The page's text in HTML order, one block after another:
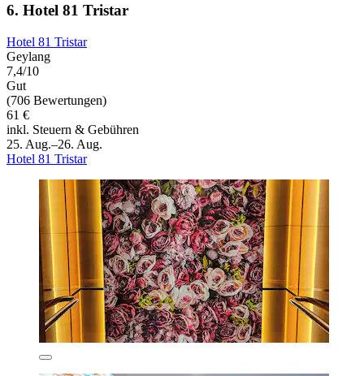
6. Hotel 81 Tristar
Hotel 81 Tristar
Geylang
7,4/10
Gut
(706 Bewertungen)
61 €
inkl. Steuern & Gebühren
25. Aug.–26. Aug.
Hotel 81 Tristar